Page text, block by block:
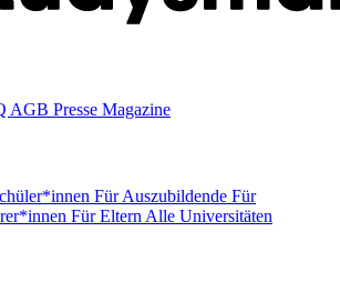
AGB Presse Magazine
Für Auszubildende Für
Für Eltern Alle Universitäten